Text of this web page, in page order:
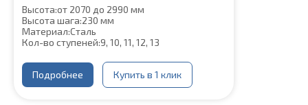
Высота:от 2070 до 2990 мм
Высота шага:230 мм
Материал:Сталь
Кол-во ступеней:9, 10, 11, 12, 13
Подробнее Купить в 1 клик